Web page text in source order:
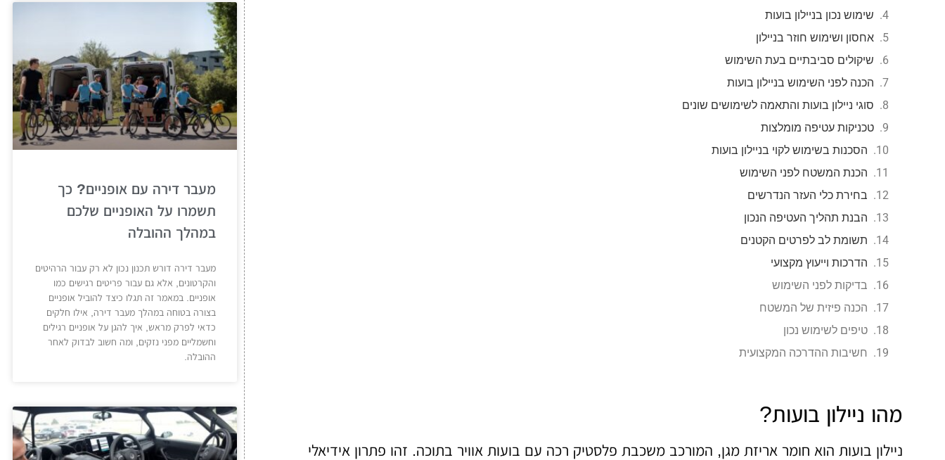
שימוש נכון בניילון בועות
אחסון ושימוש חוזר בניילון
שיקולים סביבתיים בעת השימוש
הכנה לפני השימוש בניילון בועות
סוגי ניילון בועות והתאמה לשימושים שונים
טכניקות עטיפה מומלצות
הסכנות בשימוש לקוי בניילון בועות
הכנת המשטח לפני השימוש
בחירת כלי העזר הנדרשים
הבנת תהליך העטיפה הנכון
תשומת לב לפרטים הקטנים
הדרכות וייעוץ מקצועי
בדיקות לפני השימוש
הכנה פיזית של המשטח
טיפים לשימוש נכון
חשיבות ההדרכה המקצועית
מהו ניילון בועות?
ניילון בועות הוא חומר אריזת מגן, המורכב משכבת פלסטיק רכה עם בועות אוויר בתוכה. זהו פתרון אידיאלי
מעבר דירה עם אופניים? כך
תשמרו על האופניים שלכם
במהלך ההובלה
מעבר דירה דורש תכנון נכון לא רק עבור הרהיטים
והקרטונים, אלא גם עבור פריטים רגישים כמו
אופניים. במאמר זה תגלו כיצד להוביל אופניים
בצורה בטוחה במהלך מעבר דירה, אילו חלקים
כדאי לפרק מראש, איך להגן על אופניים רגילים
וחשמליים מפני נזקים, ומה חשוב לבדוק לאחר
ההובלה.